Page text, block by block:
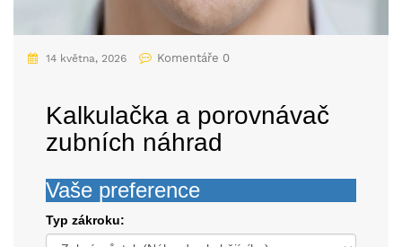
14 května, 2026 Komentáře 0
Kalkulačka a porovnávač
zubních náhrad
Vaše preference
Typ zákroku: